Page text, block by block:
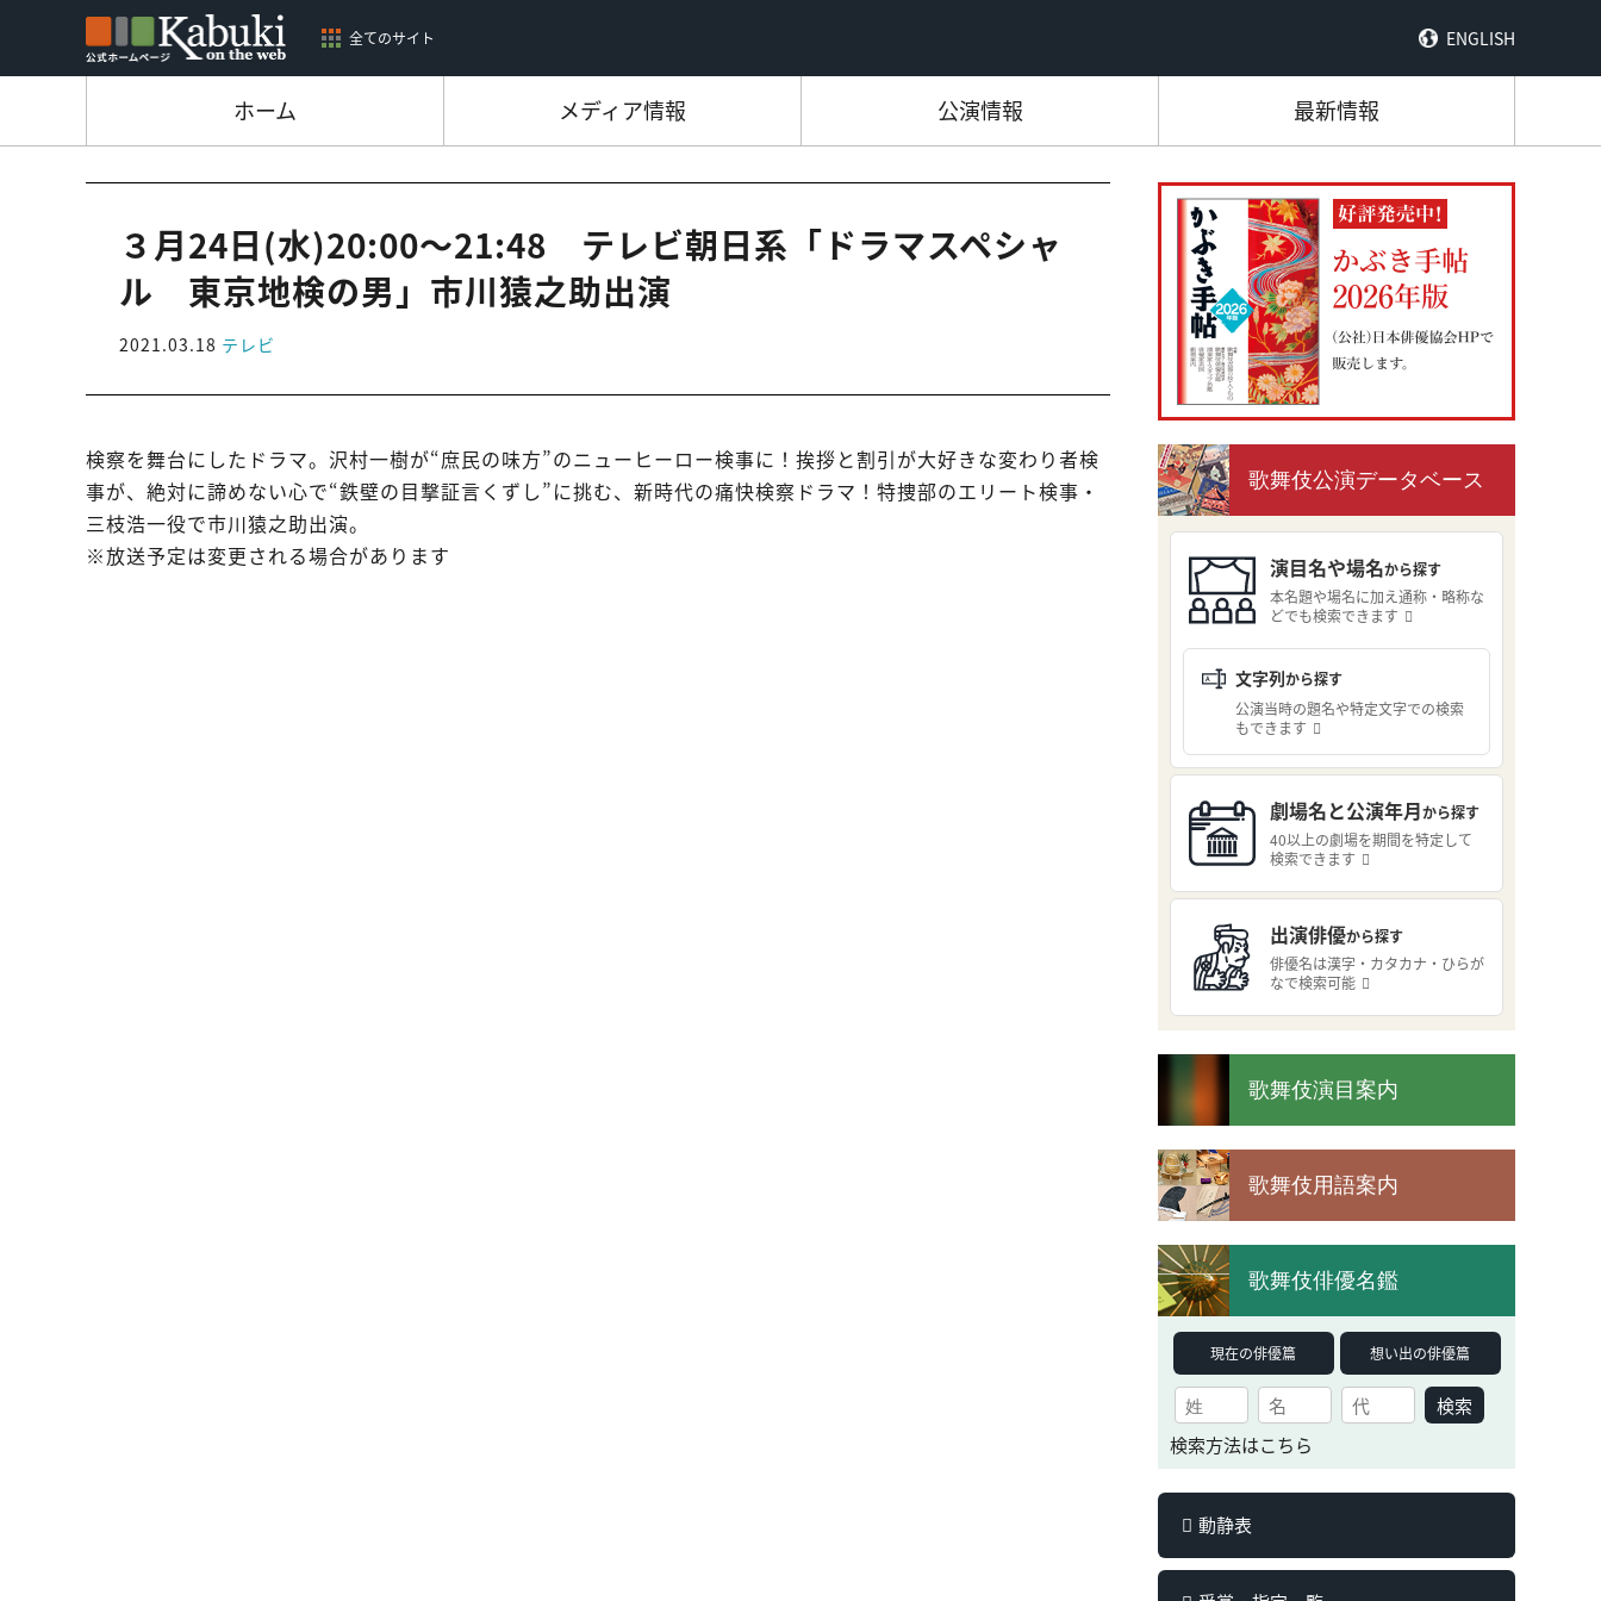
全てのサイト ENGLISH
ホーム メディア情報 公演情報 最新情報
３月24日(水)20:00～21:48 テレビ朝日系「ドラマスペシャ
ル 東京地検の男」市川猿之助出演
2021.03.18 テレビ
検察を舞台にしたドラマ。沢村一樹が“庶民の味方”のニューヒーロー検事に！挨拶と割引が大好きな変わり者検
事が、絶対に諦めない心で“鉄壁の目撃証言くずし”に挑む、新時代の痛快検察ドラマ！特捜部のエリート検事・
三枝浩一役で市川猿之助出演。
※放送予定は変更される場合があります
歌舞伎公演データベース
演目名や場名から探す
本名題や場名に加え通称・略称な
どでも検索できます
文字列から探す
公演当時の題名や特定文字での検索
もできます
劇場名と公演年月から探す
40以上の劇場を期間を特定して
検索できます
出演俳優から探す
俳優名は漢字・カタカナ・ひらが
なで検索可能
歌舞伎演目案内
歌舞伎用語案内
歌舞伎俳優名鑑
現在の俳優篇 想い出の俳優篇
検索
検索方法はこちら
動静表